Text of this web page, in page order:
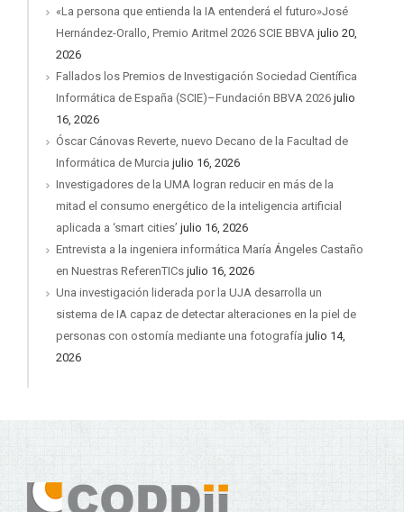
«La persona que entienda la IA entenderá el futuro»José
Hernández-Orallo, Premio Aritmel 2026 SCIE BBVA julio 20,
2026
Fallados los Premios de Investigación Sociedad Científica
Informática de España (SCIE)–Fundación BBVA 2026 julio
16, 2026
Óscar Cánovas Reverte, nuevo Decano de la Facultad de
Informática de Murcia julio 16, 2026
Investigadores de la UMA logran reducir en más de la
mitad el consumo energético de la inteligencia artificial
aplicada a ‘smart cities’ julio 16, 2026
Entrevista a la ingeniera informática María Ángeles Castaño
en Nuestras ReferenTICs julio 16, 2026
Una investigación liderada por la UJA desarrolla un
sistema de IA capaz de detectar alteraciones en la piel de
personas con ostomía mediante una fotografía julio 14,
2026